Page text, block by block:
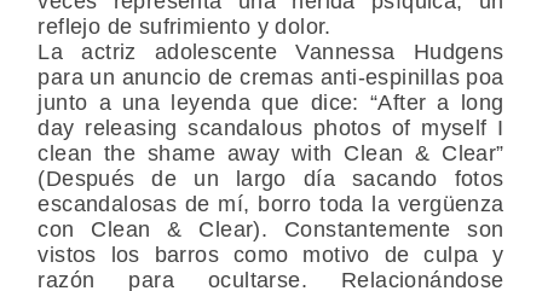
reflejo de sufrimiento y dolor.
La actriz adolescente Vannessa Hudgens
para un anuncio de cremas anti-espinillas poa
junto a una leyenda que dice: “After a long
day releasing scandalous photos of myself I
clean the shame away with Clean & Clear”
(Después de un largo día sacando fotos
escandalosas de mí, borro toda la vergüenza
con Clean & Clear). Constantemente son
vistos los barros como motivo de culpa y
razón para ocultarse. Relacionándose